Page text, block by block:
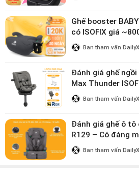
Ghế booster
có ISOFIX giá
mua?
Ban tham vấn
Đánh giá ghế
Max Thunder
dùng đến 12
triệu?
Ban tham vấn
Đánh giá ghế ô tô
R129 – Có đáng
triệu?
Ban tham vấn